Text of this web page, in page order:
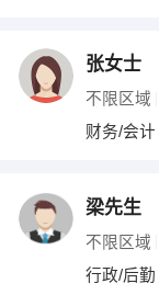
张女士
不限区域
财务/会计
梁先生
不限区域
行政/后勤